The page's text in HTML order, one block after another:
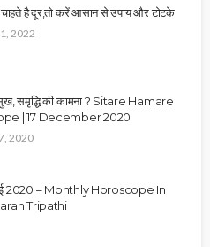
है दूर,तो करें आसान से उपाय और टोटके
2022
सुख, समृद्धि की कामना ? Sitare Hamare
| 17 December 2020
2020
2020 – Monthly Horoscope In
Tripathi